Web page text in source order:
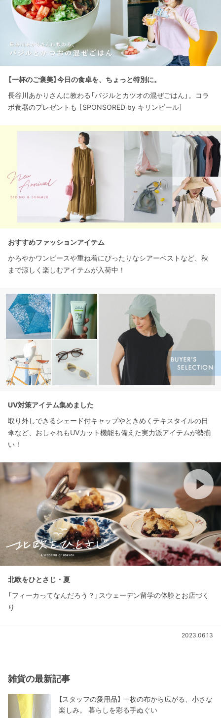
【一杯のご褒美】今日の食卓を、ちょっと特別に。
長谷川あかりさんに教わる「バジルとカツオの混ぜごはん」。コラ
ボ食器のプレゼントも ［SPONSORED by キリンビール］
おすすめファッションアイテム
かろやかワンピースや重ね着にぴったりなシアーベストなど、秋
まで涼しく楽しむアイテムが入荷中！
UV対策アイテム集めました
取り外しできるシェード付キャップやときめくテキスタイルの日
傘など、おしゃれもUVカット機能も備えた実力派アイテムが勢揃
い！
北欧をひとさじ・夏
「フィーカってなんだろう？」スウェーデン留学の体験とお店づく
り
2023.06.13
雑貨の最新記事
【スタッフの愛用品】 一枚の布から広がる、小さな
楽しみ。 暮らしを彩る手ぬぐい